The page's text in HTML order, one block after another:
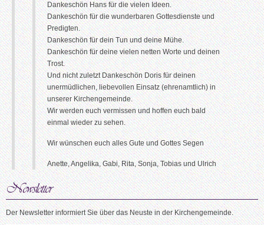
Dankeschön Hans für die vielen Ideen.
Dankeschön für die wunderbaren Gottesdienste und
Predigten.
Dankeschön für dein Tun und deine Mühe.
Dankeschön für deine vielen netten Worte und deinen
Trost.
Und nicht zuletzt Dankeschön Doris für deinen
unermüdlichen, liebevollen Einsatz (ehrenamtlich) in
unserer Kirchengemeinde.
Wir werden euch vermissen und hoffen euch bald
einmal wieder zu sehen.
Wir wünschen euch alles Gute und Gottes Segen
Anette, Angelika, Gabi, Rita, Sonja, Tobias und Ulrich
Der Newsletter informiert Sie über das Neuste in der Kirchengemeinde.